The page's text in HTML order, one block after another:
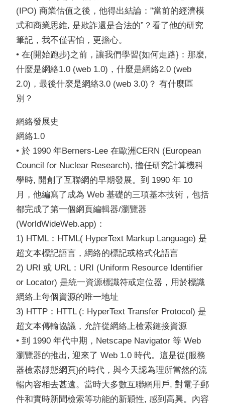
(IPO) 商業估值之後，他得出結論：”當前的經濟模
式和商業思維, 是欺詐還是合法的”？看了他的研究
筆記，我不僅害怕，更擔心。
• 在{開始跑步}之前，讓我們學習{如何走路}：那麼,
什麼是網絡1.0 (web 1.0)，什麼是網絡2.0 (web
2.0)，最後什麼是網絡3.0 (web 3.0)？ 有什麼區
別？
網絡發展史
網絡1.0
• 於 1990 年Berners-Lee 在歐洲CERN (European
Council for Nuclear Research), 擔任研究計算機科
學時, 開創了互聯網的早期發展。到 1990 年 10
月，他編寫了成為 Web 基礎的三項基本技術，包括
都完成了第一個網頁編輯器/瀏覽器
(WorldWideWeb.app)：
1) HTML：HTML( HyperText Markup Language) 是
超文本標記語言，網絡的標記或格式化語言
2) URI 或 URL：URI (Uniform Resource Identifier
or Locator) 是統一資源標識符或定位器，用於標識
網絡上每個資源的唯一地址
3) HTTP：HTTL (: HyperText Transfer Protocol) 是
超文本傳輸協議，允許從網絡上檢索鏈接資源
• 到 1990 年代中期，Netscape Navigator 等 Web
瀏覽器的推出, 迎來了 Web 1.0 時代。這是從{服務
器檢索靜態網頁}的時代，與今天認為理所當然的流
暢內容相去甚遠。當時大多數互聯網用戶, 對電子郵
件和實時新聞檢索等功能的新穎性, 感到高興。內容